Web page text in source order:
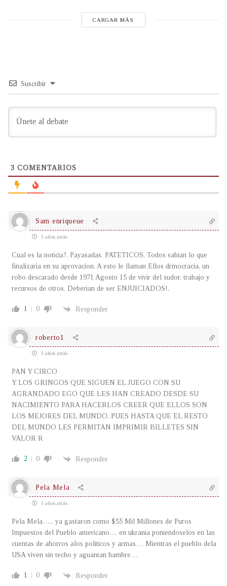
CARGAR MÁS
Suscribir
3 COMENTARIOS
Sam enriqueue
3 años atrás
Cual es la noticia?. Payasadas. PATETICOS. Todos sabian lo que
finalizaria en su aprovacion. A esto le llaman Ellos drmocracia, un
robo descarado desde 1971 Agosto 15 de vivir del sudor, trabajo y
recursos de otros. Deberian de ser ENJUICIADOS!.
1 0 Responder
roberto1
3 años atrás
PAN Y CIRCO
Y LOS GRINGOS QUE SIGUEN EL JUEGO CON SU
AGRANDADO EGO QUE LES HAN CREADO DESDE SU
NACIMIENTO PARA HACERLOS CREER QUE ELLOS SON
LOS MEJORES DEL MUNDO. PUES HASTA QUE EL RESTO
DEL MUNDO LES PERMITAN IMPRIMIR BILLETES SIN
VALOR R
2 0 Responder
Pela Mela
3 años atrás
Pela Mela….. ya gastaron como $55 Mil Millones de Puros
Impuestos del Pueblo americano… en ukrania poniendoselos en las
cuentas de ahorros alos politicos y armas… Mientras el pueblo dela
USA viven sin techo y aguantan hambre…
1 0 Responder